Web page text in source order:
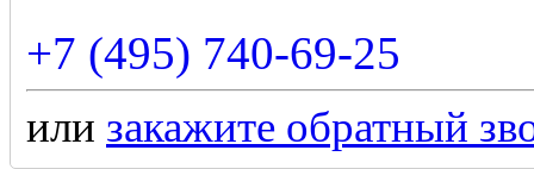
+7 (495) 740-69-25
или закажите обратный